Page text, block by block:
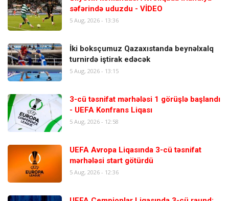
səfərində uduzdu - VİDEO
5 Aug, 2026 - 13:36
İki boksçumuz Qazaxıstanda beynəlxalq
turnirdə iştirak edəcək
5 Aug, 2026 - 13:15
3-cü təsnifat mərhələsi 1 görüşlə başlandı
- UEFA Konfrans Liqası
5 Aug, 2026 - 12:58
UEFA Avropa Liqasında 3-cü təsnifat
mərhələsi start götürdü
5 Aug, 2026 - 12:36